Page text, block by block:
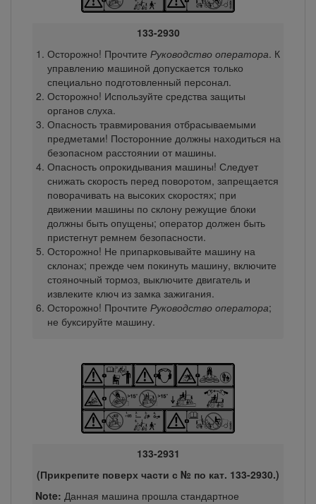
133-2930
Осторожно! Прочтите Руководство оператора. К
управлению машиной допускается только
специально подготовленный персонал.
Осторожно! Используйте средства защиты
органов слуха.
Опасность травмирования отбрасываемыми
предметами! Посторонние должны находиться на
безопасном расстоянии от машины.
Опасность опрокидывания машины! Следует
снижать скорость перед поворотом, запрещается
поворачивать на высоких скоростях; при
движении машины по склону режущие блоки
должны быть опущены; оператор должен быть
пристегнут ремнем безопасности.
Осторожно! Не припарковывайте машину на
склонах; прежде чем покинуть машину, включите
стояночный тормоз, выключите двигатель и
извлеките ключ из замка зажигания.
Осторожно! Прочтите Руководство оператора;
не буксируйте машину.
133-2931
(Прикрепите поверх части с № по кат. 133-2930.)
Note: Данная машина прошла стандартное